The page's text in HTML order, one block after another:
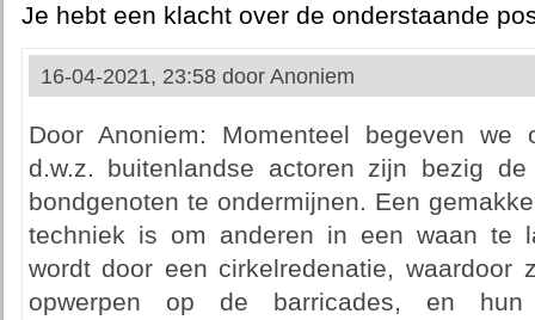
Je hebt een klacht over de onderstaande
16-04-2021, 23:58 door Anoniem
Door Anoniem: Momenteel begeven we
d.w.z. buitenlandse actoren zijn bezig
bondgenoten te ondermijnen. Een
techniek is om anderen in een waan te
wordt door een cirkelredenatie, waardoor
opwerpen op de barricades, en